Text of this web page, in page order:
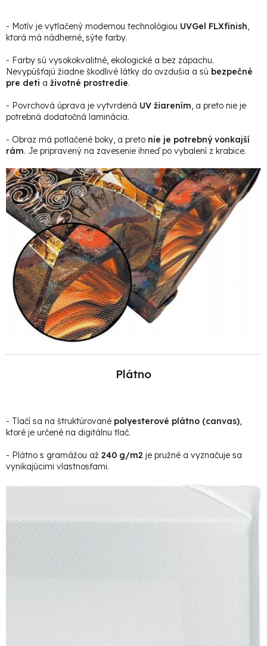
- Motív je vytlačený modernou technológiou UVGel FLXfinish,
ktorá má nádherné, sýte farby.
- Farby sú vysokokvalitné, ekologické a bez zápachu.
Nevypúšťajú žiadne škodlivé látky do ovzdušia a sú bezpečné
pre deti a životné prostredie.
- Povrchová úprava je vytvrdená UV žiarením, a preto nie je
potrebná dodatočná laminácia.
- Obraz má potlačené boky, a preto nie je potrebný vonkajší
rám. Je pripravený na zavesenie ihneď po vybalení z krabice.
Plátno
- Tlačí sa na štruktúrované polyesterové plátno (canvas),
ktoré je určené na digitálnu tlač.
- Plátno s gramážou až 240 g/m2 je pružné a vyznačuje sa
vynikajúcimi vlastnosťami.